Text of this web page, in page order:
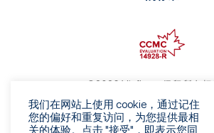
©2026 Viaflex。保留所有权
隐私政策
使用条款
我们在网站上使用 cookie，通过记住
您的偏好和重复访问，为您提供最相
关的体验。点击 "接受"，即表示您同